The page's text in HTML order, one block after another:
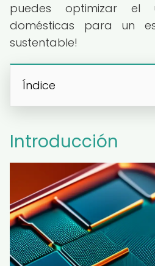
puedes optimizar el
domésticas para un
sustentable!
Índice
Introducción